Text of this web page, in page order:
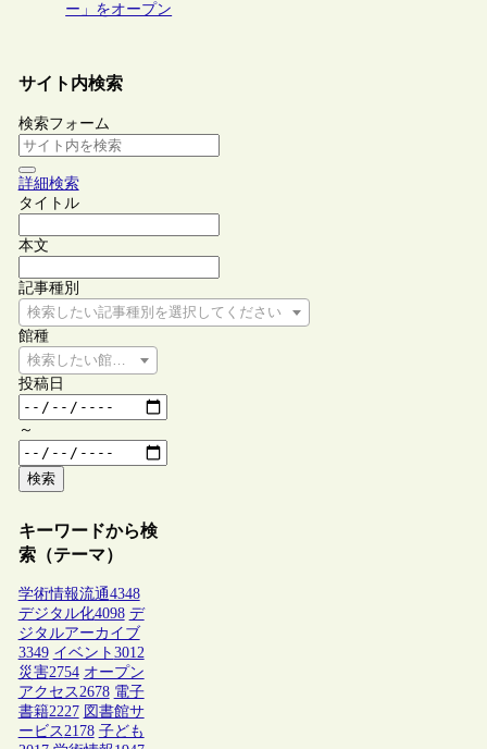
ー」をオープン
サイト内検索
検索フォーム
詳細検索
タイトル
本文
記事種別
検索したい記事種別を選択してください
館種
検索したい館種を選択してください
投稿日
～
検索
キーワードから検
索（テーマ）
学術情報流通4348
デジタル化4098 デ
ジタルアーカイブ
3349 イベント 3012
災害2754 オープン
アクセス2678 電子
書籍2227 図書館サ
ービス2178 子ども